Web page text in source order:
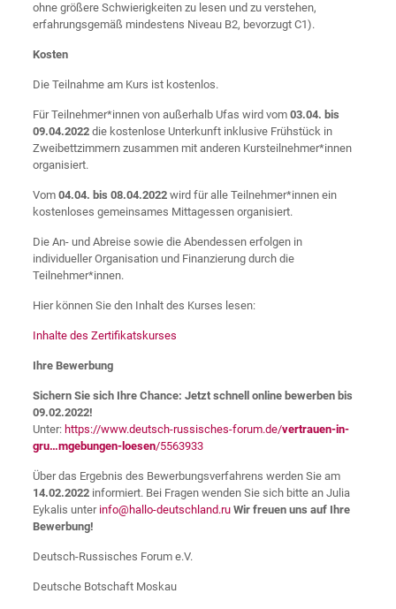
ohne größere Schwierigkeiten zu lesen und zu verstehen,
erfahrungsgemäß mindestens Niveau B2, bevorzugt C1).
Kosten
Die Teilnahme am Kurs ist kostenlos.
Für Teilnehmer*innen von außerhalb Ufas wird vom 03.04. bis
09.04.2022die kostenlose Unterkunft inklusive Frühstück in
Zweibettzimmern zusammen mit anderen Kursteilnehmer*innen
organisiert.
Vom 04.04. bis 08.04.2022 wird für alle Teilnehmer*innen ein
kostenloses gemeinsames Mittagessen organisiert.
Die An- und Abreise sowie die Abendessen erfolgen in
individueller Organisation und Finanzierung durch die
Teilnehmer*innen.
Hier können Sie den Inhalt des Kurses lesen:
Inhalte des Zertifikatskurses
Ihre Bewerbung
Sichern Sie sich Ihre Chance: Jetzt schnell online bewerben bis
09.02.2022!
Unter: https://www.deutsch-russisches-forum.de/vertrauen-in-
gru…mgebungen-loesen/5563933
Über das Ergebnis des Bewerbungsverfahrens werden Sie am
14.02.2022 informiert. Bei Fragen wenden Sie sich bitte an Julia
Eykalis unter info@hallo-deutschland.ru Wir freuen uns auf Ihre
Bewerbung!
Deutsch-Russisches Forum e.V.
Deutsche Botschaft Moskau